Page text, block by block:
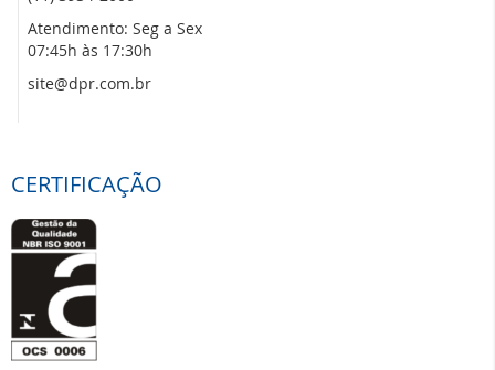
Atendimento: Seg a Sex
07:45h às 17:30h
site@dpr.com.br
CERTIFICAÇÃO